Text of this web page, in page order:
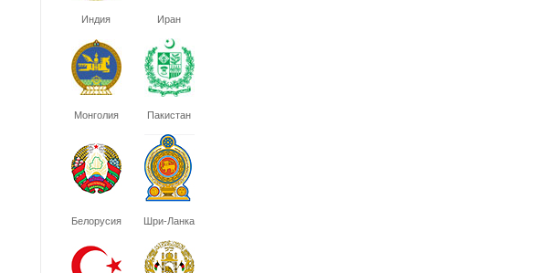
Индия Иран
Монголия Пакистан
Белорусия Шри-Ланка